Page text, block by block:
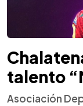
talento
Asociación